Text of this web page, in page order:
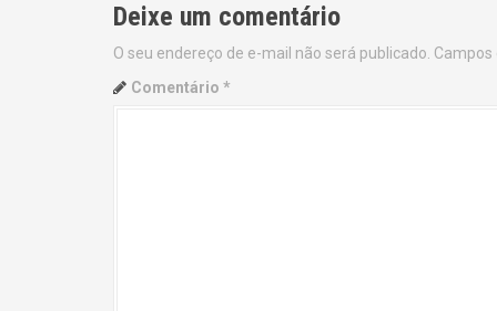
t
n
Deixe um comentário
O seu endereço de e-mail não será publicado.
Comentário *